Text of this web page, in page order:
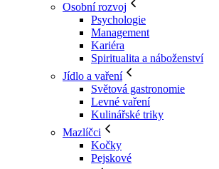
Osobní rozvoj
Psychologie
Management
Kariéra
Spiritualita a náboženství
Jídlo a vaření
Světová gastronomie
Levné vaření
Kulinářské triky
Mazlíčci
Kočky
Pejskové